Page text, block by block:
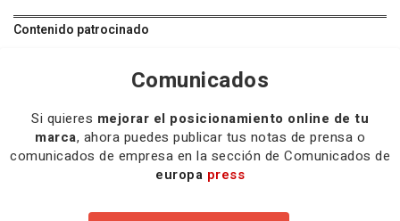
Contenido patrocinado
Comunicados
Si quieres mejorar el posicionamiento online de tu
marca, ahora puedes publicar tus notas de prensa o
comunicados de empresa en la sección de Comunicados de
europa press